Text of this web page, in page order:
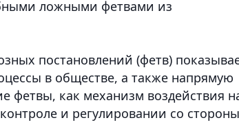
ложными фетвами из
постановлений (фетв)
в обществе, а также напрямую
фетвы, как механизм воздействия
и регулировании со стороны